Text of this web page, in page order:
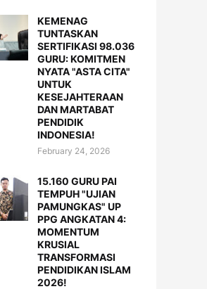
KEMENAG
TUNTASKAN
SERTIFIKASI 98.036
GURU: KOMITMEN
NYATA "ASTA CITA"
UNTUK
KESEJAHTERAAN
DAN MARTABAT
PENDIDIK
INDONESIA!
February 24, 2026
15.160 GURU PAI
TEMPUH "UJIAN
PAMUNGKAS" UP
PPG ANGKATAN 4:
MOMENTUM
KRUSIAL
TRANSFORMASI
PENDIDIKAN ISLAM
2026!